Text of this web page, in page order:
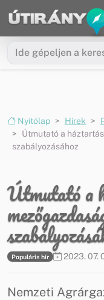
Ugrás a menüre
Ugrás a
Nyitólap Hírek
Útmutató a
szabályozásához
Útmutató a
Populáris hír 2023. 07.
Nemzeti